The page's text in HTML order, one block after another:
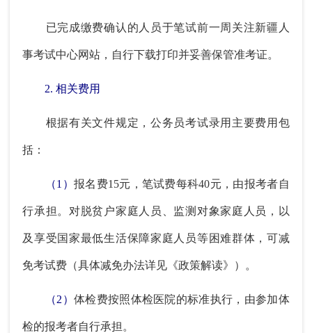
已完成缴费确认的人员于笔试前一周关注新疆人
事考试中心网站，自行下载打印并妥善保管准考证。
2. 相关费用
根据有关文件规定，公务员考试录用主要费用包
括：
（1） 报名费15元，笔试费每科40元，由报考者自
行承担。对脱贫户家庭人员、监测对象家庭人员，以
及享受国家最低生活保障家庭人员等困难群体，可减
免考试费（具体减免办法详见《政策解读》）。
（2） 体检费按照体检医院的标准执行，由参加体
检的报考者自行承担。